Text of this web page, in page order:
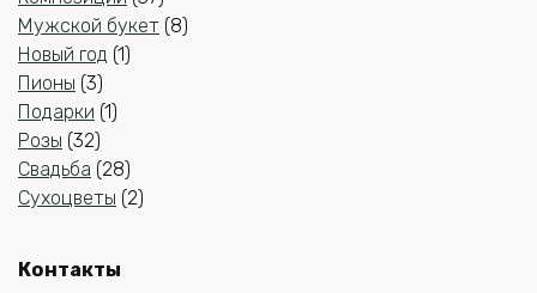
товаров
Мужской букет 88
Новый год 11
Пионы 33
товара
Подарки 11
Розы 3232
товара
Свадьба 2828
товаров
Сухоцветы 22
Контакты